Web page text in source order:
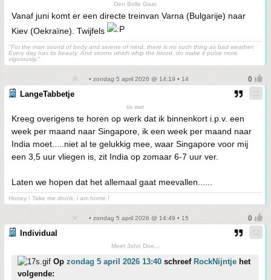
Den Bolle Gaar
Vanaf juni komt er een directe treinvan Varna (Bulgarije) naar
Kiev (Oekraïne). Twijfels
"For the man sound of body and serene of mind, there is no such thing as bad weather;
Every day has its beauty. And storms which whip the blood, do make it pulse more
vigorously."
• zondag 5 april 2026 @ 14:19 • 14
LangeTabbetje
tis wat
Kreeg overigens te horen op werk dat ik binnenkort i.p.v. een
week per maand naar Singapore, ik een week per maand naar
India moet.....niet al te gelukkig mee, waar Singapore voor mij
een 3,5 uur vliegen is, zit India op zomaar 6-7 uur ver.
Laten we hopen dat het allemaal gaat meevallen......
Honey ! Take me drunk, i am home !
• zondag 5 april 2026 @ 14:49 • 15
Individual
Meet John Doe...
Op zondag 5 april 2026 13:40 schreef RockNijntje het
volgende: